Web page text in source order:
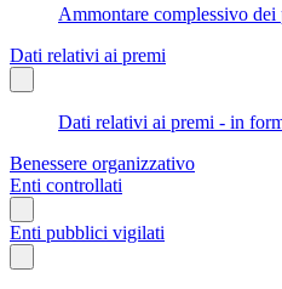
Ammontare complessivo
Dati relativi ai premi
Dati relativi ai premi - in
Benessere organizzativo
Enti controllati
Enti pubblici vigilati